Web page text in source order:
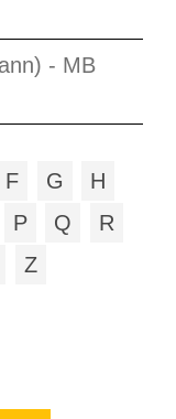
- MB
F G
H
P Q
R
Z